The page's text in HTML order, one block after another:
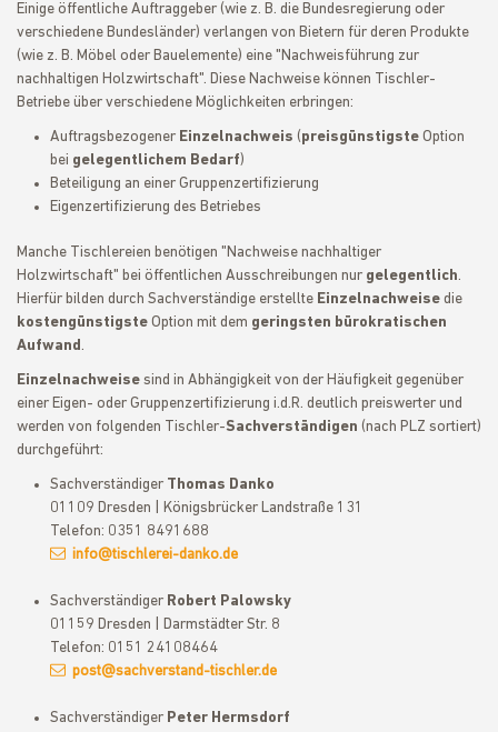
Einige öffentliche Auftraggeber (wie z. B. die Bundesregierung oder
verschiedene Bundesländer) verlangen von Bietern für deren Produkte
(wie z. B. Möbel oder Bauelemente) eine "Nachweisführung zur
nachhaltigen Holzwirtschaft". Diese Nachweise können Tischler-
Betriebe über verschiedene Möglichkeiten erbringen:
Auftragsbezogener Einzelnachweis (preisgünstigste Option
bei gelegentlichem Bedarf)
Beteiligung an einer Gruppenzertifizierung
Eigenzertifizierung des Betriebes
Manche Tischlereien benötigen "Nachweise nachhaltiger
Holzwirtschaft" bei öffentlichen Ausschreibungen nur gelegentlich.
Hierfür bilden durch Sachverständige erstellte Einzelnachweise die
kostengünstigste Option mit dem geringsten bürokratischen
Aufwand.
Einzelnachweise sind in Abhängigkeit von der Häufigkeit gegenüber
einer Eigen- oder Gruppenzertifizierung i.d.R. deutlich preiswerter und
werden von folgenden Tischler-Sachverständigen (nach PLZ sortiert)
durchgeführt:
Sachverständiger Thomas Danko
01109 Dresden | Königsbrücker Landstraße 131
Telefon: 0351 8491688
info@tischlerei-danko.de
Sachverständiger Robert Palowsky
01159 Dresden | Darmstädter Str. 8
Telefon: 0151 24108464
post@sachverstand-tischler.de
Sachverständiger Peter Hermsdorf